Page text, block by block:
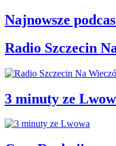
Najnowsze
Radio Szczecin
3 minuty ze